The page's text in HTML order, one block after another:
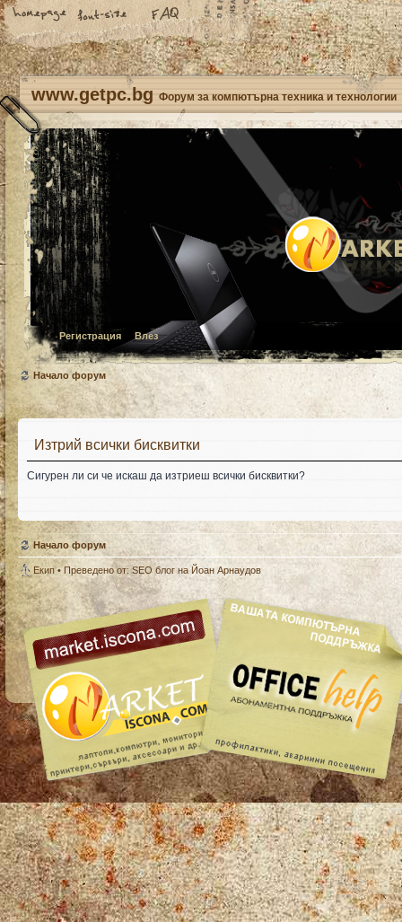
www.getpc.bg Форум за компютърна техника и технологии
Регистрация Влез
Начало форум
Изтрий всички бисквитки
Сигурен ли си че искаш да изтриеш всички бисквитки?
Начало форум
Екип• Преведено от:SEO блог на Йоан Арнаудов